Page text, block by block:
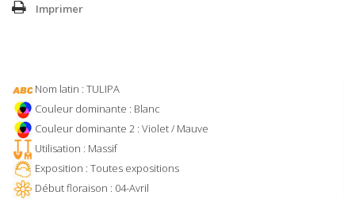
Imprimer
Nom latin : TULIPA
Couleur dominante : Blanc
Couleur dominante 2 : Violet / Mauve
Utilisation : Massif
Exposition : Toutes expositions
Début floraison : 04-Avril